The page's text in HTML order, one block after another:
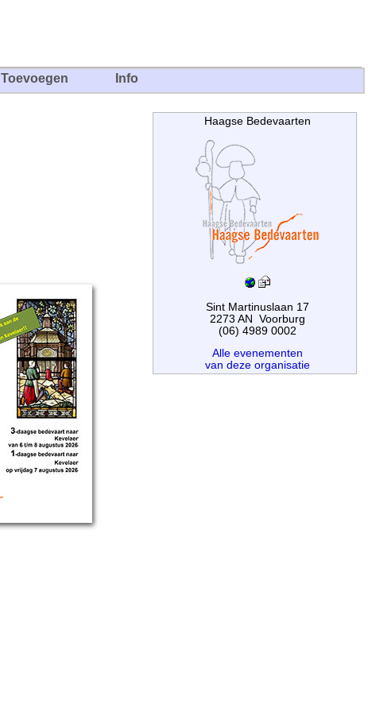
Toevoegen Info
Haagse Bedevaarten
Sint Martinuslaan 17
2273 AN Voorburg
(06) 4989 0002
Alle evenementen
van deze organisatie